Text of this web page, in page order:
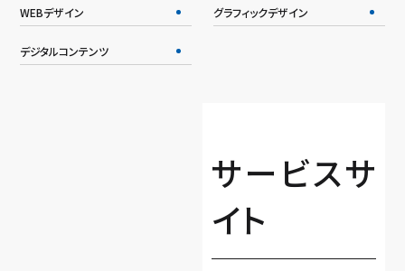
WEBデザイン グラフィックデザイン
デジタルコンテンツ
サービスサ
イト